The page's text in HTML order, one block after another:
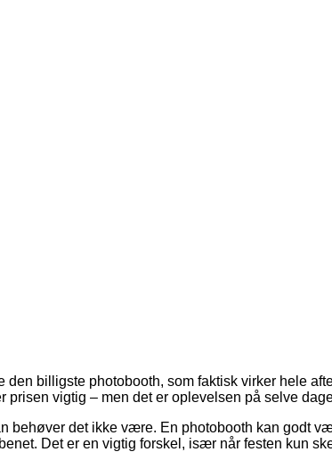
billigste photobooth, som faktisk virker hele
vigtig – men det er oplevelsen på selve
behøver det ikke være. En photobooth kan godt
Det er en vigtig forskel, især når festen kun